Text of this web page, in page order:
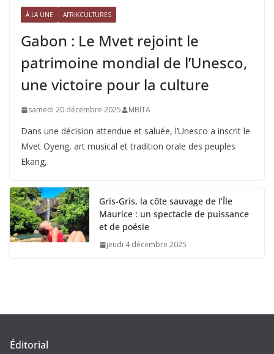
À LA UNE AFRIKCULTURES
Gabon : Le Mvet rejoint le
patrimoine mondial de l’Unesco,
une victoire pour la culture
samedi 20 décembre 2025 MBITA
Dans une décision attendue et saluée, l’Unesco a inscrit le
Mvet Oyeng, art musical et tradition orale des peuples
Ekang,
Gris-Gris, la côte sauvage de l’Île
Maurice : un spectacle de puissance
et de poésie
jeudi 4 décembre 2025
Éditorial